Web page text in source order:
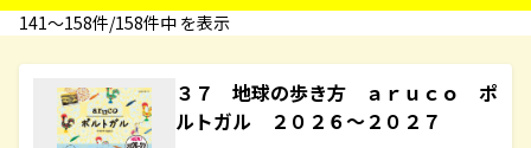
141〜158件/158件中 を表示
３７ 地球の歩き方 ａｒｕｃｏ ポ
ルトガル ２０２６～２０２７